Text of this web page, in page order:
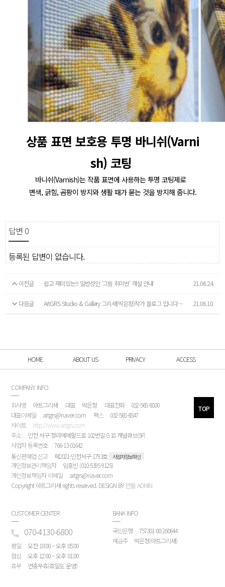
상품 표면 보호용 투명 바니쉬(Varni
sh) 코팅
바니쉬(Varnish)는 작품 표면에 사용하는 투명 코팅제로
변색, 긁힘, 곰팡이 방지와 생활 때가 묻는 것을 방지해 줍니다.
답변 0
등록된 답변이 없습니다.
이전글 쉽고 재미있는!! 일반성인 '그림 취미반' 개설 안내 21.06.24
다음글 ArtGRS Studio & Gallery 그리새(박은정)작가 블로그 입니다 ~ 21.06.10
HOME ABOUT US PRIVACY ACCESS
COMPANY INFO
회사명 아트그리새 대표 박은정 대표전화
032-568-6800
대표이메일
artgrs@naver.com 팩스
032-568-6847
사이트
http://www.artgrs.com
주소
인천 서구 청라에메랄드로 102번길 8-18 캐널큐브(5F)
사업자 등록번호
766-13-01642
통신판매업 신고
제2021-인천서구-1793호 사업자정보확인
개인정보관리책임자
임흥빈 (010-5395-9125)
개인정보책임자 이메일
artgrs@naver.com
Copyright 아트그리새 rights reserved. DESIGN BY만듦 ADMIN
CUSTOMER CENTER
070-4130-6800
평일
오전 10:00 ~ 오후 05:00
점심
오후 12:00 ~ 오후 01:00
휴무
연중무휴(휴일도 운영)
BANK INFO
국민은행
757301-00-260644
예금주
박은정(아트그리새)
TOP